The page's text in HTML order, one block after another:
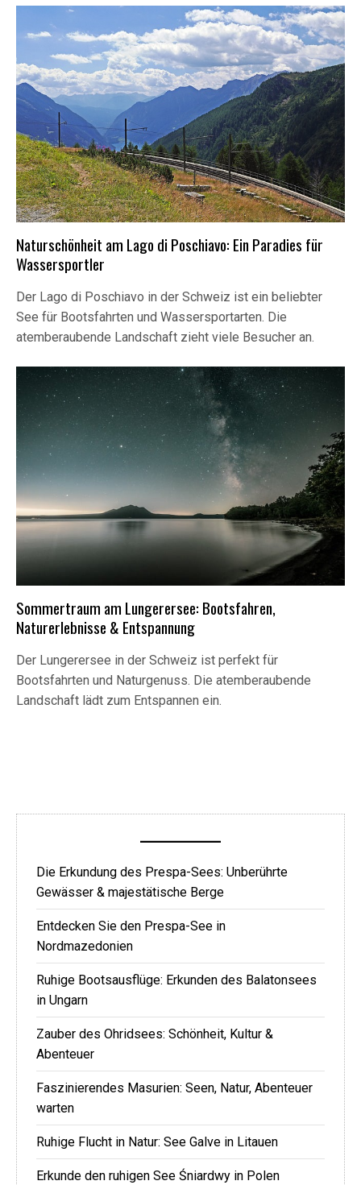
Naturschönheit am Lago di Poschiavo: Ein Paradies für
Wassersportler
Der Lago di Poschiavo in der Schweiz ist ein beliebter
See für Bootsfahrten und Wassersportarten. Die
atemberaubende Landschaft zieht viele Besucher an.
Sommertraum am Lungerersee: Bootsfahren,
Naturerlebnisse & Entspannung
Der Lungerersee in der Schweiz ist perfekt für
Bootsfahrten und Naturgenuss. Die atemberaubende
Landschaft lädt zum Entspannen ein.
Die Erkundung des Prespa-Sees: Unberührte
Gewässer & majestätische Berge
Entdecken Sie den Prespa-See in
Nordmazedonien
Ruhige Bootsausflüge: Erkunden des Balatonsees
in Ungarn
Zauber des Ohridsees: Schönheit, Kultur &
Abenteuer
Faszinierendes Masurien: Seen, Natur, Abenteuer
warten
Ruhige Flucht in Natur: See Galve in Litauen
Erkunde den ruhigen See Śniardwy in Polen